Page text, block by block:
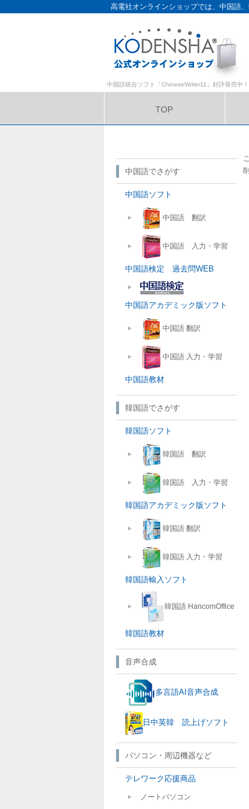
高電社オンラインショップでは、中国語
中国語統合ソフト「ChineseWriter11」好評発売中！
TOP
中国語でさがす
中国語ソフト
中国語 翻訳
中国語 入力・学習
中国語検定 過去問WEB
中国語アカデミック版ソフト
中国語 翻訳
中国語 入力・学習
中国語教材
韓国語でさがす
韓国語ソフト
韓国語 翻訳
韓国語 入力・学習
韓国語アカデミック版ソフト
韓国語 翻訳
韓国語 入力・学習
韓国語輸入ソフト
韓国語 HancomOffice
韓国語教材
音声合成
多言語AI音声合成
日中英韓 読上げソフト
パソコン・周辺機器など
テレワーク応援商品
ノートパソコン